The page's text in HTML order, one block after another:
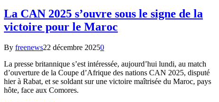
La CAN 2025 s’ouvre sous le signe de la
victoire pour le Maroc
By freenews22 décembre 20250
La presse britannique s’est intéressée, aujourd’hui lundi, au match
d’ouverture de la Coupe d’Afrique des nations CAN 2025, disputé
hier à Rabat, et se soldant sur une victoire maîtrisée du Maroc, pays
hôte, face aux Comores.